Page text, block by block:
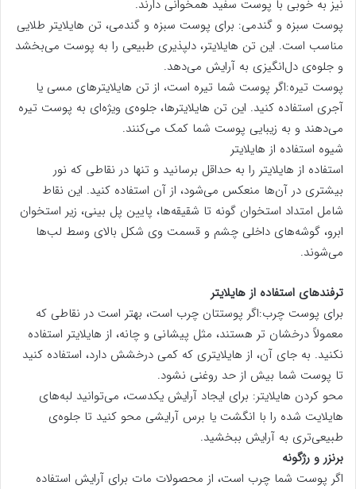
نیز به خوبی با پوست سفید همخوانی دارند.
پوست سبزه و گندمی: برای پوست سبزه و گندمی، تن هایلایتر طلایی
مناسب است. این تن هایلایتر، دلپذیری طبیعی را به پوست می‌بخشد
و جلوه‌ی دل‌انگیزی به آرایش می‌دهد.
پوست تیره:اگر پوست شما تیره است، از تن هایلایترهای مسی یا
آجری استفاده کنید. این تن هایلایترها، جلوه‌ی ویژه‌ای به پوست تیره
می‌دهند و به زیبایی پوست شما کمک می‌کنند.
شیوه استفاده از هایلایتر
استفاده از هایلایتر را به حداقل برسانید و تنها در نقاطی که نور
بیشتری در آن‌ها منعکس می‌شود، از آن استفاده کنید. این نقاط
شامل امتداد استخوان گونه تا شقیقه‌ها، پایین پل بینی، زیر استخوان
ابرو، گوشه‌های داخلی چشم و قسمت وی شکل بالای وسط لب‌ها
می‌شوند.
ترفندهای استفاده از هایلایتر
برای پوست چرب:اگر پوستتان چرب است، بهتر است در نقاطی که
معمولاً درخشان تر هستند، مثل پیشانی و چانه، از هایلایتر استفاده
نکنید. به جای آن، از هایلایتری که کمی درخشش دارد، استفاده کنید
تا پوست شما بیش از حد روغنی نشود.
محو کردن هایلایتر: برای ایجاد آرایش یکدست، می‌توانید لبه‌های
هایلایت شده را با انگشت یا برس آرایشی محو کنید تا جلوه‌ی
طبیعی‌تری به آرایش ببخشید.
برنزر و رژگونه
اگر پوست شما چرب است، از محصولات مات برای آرایش استفاده